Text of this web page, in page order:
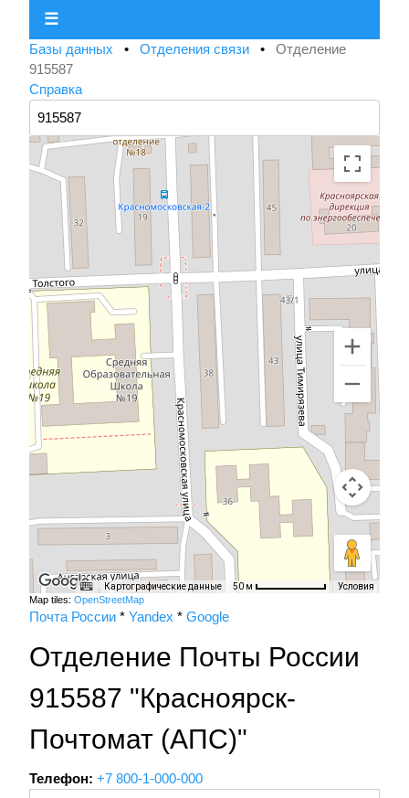
☰
Базы данных • Отделения связи • Отделение
915587
Справка
Картографические данные 50 м Условия
Map tiles: OpenStreetMap
Почта России * Yandex * Google
Отделение Почты России
915587 "Красноярск-
Почтомат (АПС)"
Телефон: +7 800-1-000-000